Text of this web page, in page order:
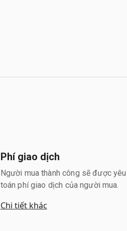
Phí giao dịch
Người mua thành công sẽ được
toán phí giao dịch của người mua.
Chi tiết khác